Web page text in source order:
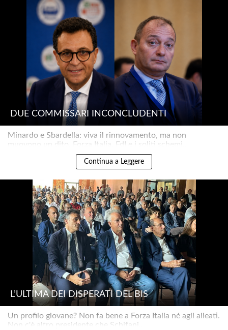
DUE COMMISSARI INCONCLUDENTI
Minardo e Sbardella: viva il rinnovamento, ma non
muovono un dito. Forza Italia, FdI e i soliti schemi..
Continua a Leggere
L’ULTIMA DEI DISPERATI DEL BIS
Un profilo giovane? Non fa bene a Forza Italia né agli alleati.
Non c'è altro presidente che Schifani..